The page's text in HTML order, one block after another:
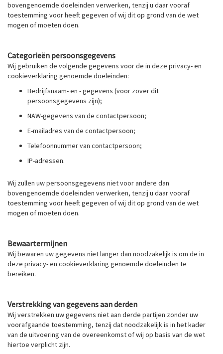
bovengenoemde doeleinden verwerken, tenzij u daar vooraf
toestemming voor heeft gegeven of wij dit op grond van de wet
mogen of moeten doen.
Categorieën persoonsgegevens
Wij gebruiken de volgende gegevens voor de in deze privacy- en
cookieverklaring genoemde doeleinden:
Bedrijfsnaam- en - gegevens (voor zover dit
persoonsgegevens zijn);
NAW-gegevens van de contactpersoon;
E-mailadres van de contactpersoon;
Telefoonnummer van contactpersoon;
IP-adressen.
Wij zullen uw persoonsgegevens niet voor andere dan
bovengenoemde doeleinden verwerken, tenzij u daar vooraf
toestemming voor heeft gegeven of wij dit op grond van de wet
mogen of moeten doen.
Bewaartermijnen
Wij bewaren uw gegevens niet langer dan noodzakelijk is om de in
deze privacy- en cookieverklaring genoemde doeleinden te
bereiken.
Verstrekking van gegevens aan derden
Wij verstrekken uw gegevens niet aan derde partijen zonder uw
voorafgaande toestemming, tenzij dat noodzakelijk is in het kader
van de uitvoering van de overeenkomst of wij op basis van de wet
hiertoe verplicht zijn.